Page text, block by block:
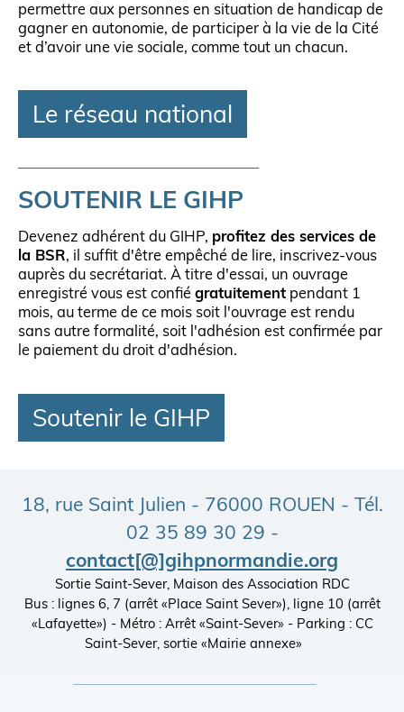
permettre aux personnes en situation de handicap de
gagner en autonomie, de participer à la vie de la Cité
et d’avoir une vie sociale, comme tout un chacun.
Le réseau national
SOUTENIR LE GIHP
Devenez adhérent du GIHP, profitez des services de
la BSR, il suffit d'être empêché de lire, inscrivez-vous
auprès du secrétariat. À titre d'essai, un ouvrage
enregistré vous est confié gratuitement pendant 1
mois, au terme de ce mois soit l'ouvrage est rendu
sans autre formalité, soit l'adhésion est confirmée par
le paiement du droit d'adhésion.
Soutenir le GIHP
18, rue Saint Julien - 76000 ROUEN - Tél.
02 35 89 30 29 -
contact[@]gihpnormandie.org
Sortie Saint-Sever, Maison des Association RDC
Bus : lignes 6, 7 (arrêt «Place Saint Sever»), ligne 10 (arrêt
«Lafayette») - Métro : Arrêt «Saint-Sever» - Parking : CC
Saint-Sever, sortie «Mairie annexe»